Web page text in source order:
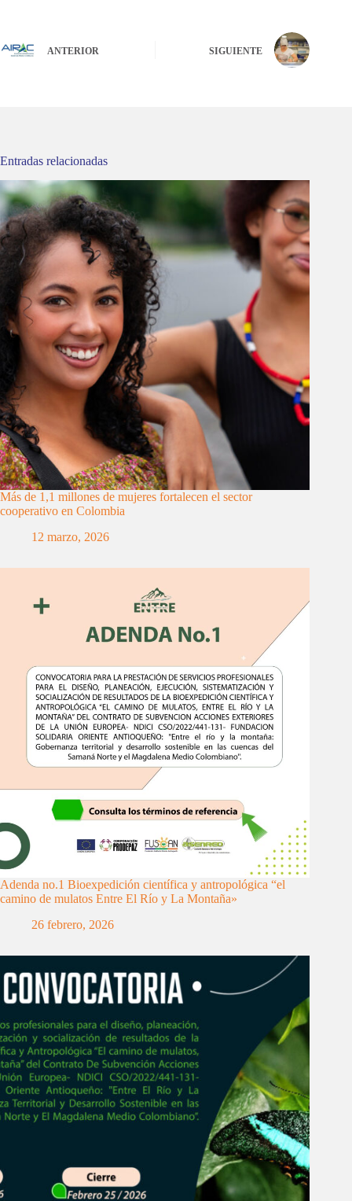
ANTERIOR SIGUIENTE
Entradas relacionadas
Más de 1,1 millones de mujeres fortalecen el sector
cooperativo en Colombia
12 marzo, 2026
Adenda no.1 Bioexpedición científica y antropológica “el
camino de mulatos Entre El Río y La Montaña»
26 febrero, 2026